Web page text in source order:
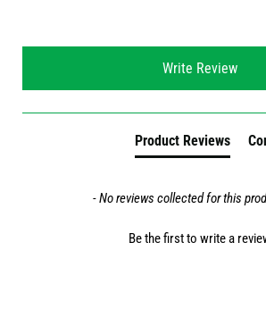
Write Review
Product Reviews
- No reviews collected for this
Be the first to write a